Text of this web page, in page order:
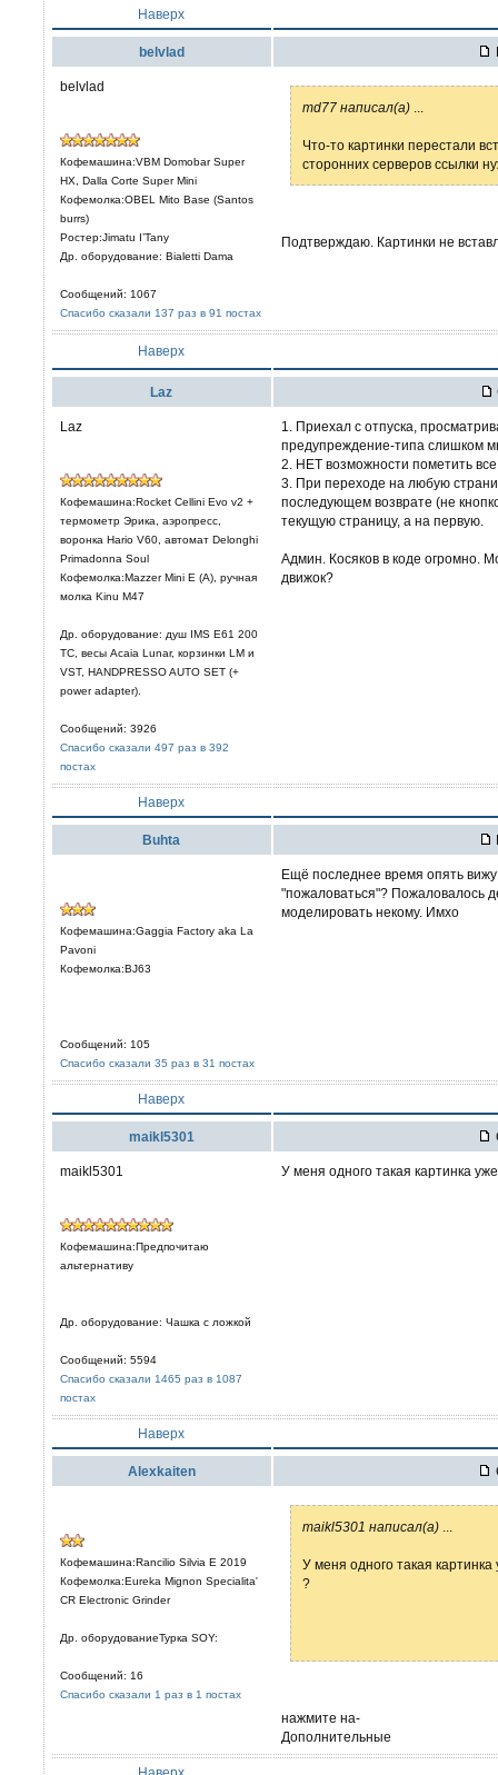
Наверх
belvlad
belvlad
Кофемашина:VBM Domobar Super
HX, Dalla Corte Super Mini
Кофемолка:OBEL Mito Base (Santos
burrs)
Ростер:Jimatu I’Tany
Др. оборудование: Bialetti Dama
Сообщений: 1067
Спасибо сказали 137 раз в 91 постах
md77 написал(а)
Что-то картинки перестали
сторонних серверов ссылки
Подтверждаю. Картинки не
Наверх
Laz
Laz
Кофемашина:Rocket Cellini Evo v2 +
термометр Эрика, аэропресс,
воронка Hario V60, автомат Delonghi
Primadonna Soul
Кофемолка:Mazzer Mini E (A), ручная
молка Kinu M47
Др. оборудование: душ IMS E61 200
TC, весы Acaia Lunar, корзинки LM и
VST, HANDPRESSO AUTO SET (+
power adapter).
Сообщений: 3926
Спасибо сказали 497 раз в 392
постах
1. Приехал с отпуска,
предупреждение-типа слишком
2. НЕТ возможности пометить
3. При переходе на любую
последующем возврате (не
текущую страницу, а на первую.
Админ. Косяков в коде огромно.
движок?
Наверх
Buhta
Кофемашина:Gaggia Factory aka La
Pavoni
Кофемолка:BJ63
Сообщений: 105
Спасибо сказали 35 раз в 31 постах
Ещё последнее время опять вижу
"пожаловаться"? Пожаловалось
моделировать некому. Имхо
Наверх
maikl5301
maikl5301
Кофемашина:Предпочитаю
альтернативу
Др. оборудование: Чашка с ложкой
Сообщений: 5594
Спасибо сказали 1465 раз в 1087
постах
У меня одного такая картинка
Наверх
Alexkaiten
Кофемашина:Rancilio Silvia E 2019
Кофемолка:Eureka Mignon Specialita'
CR Electronic Grinder
Др. оборудованиеТурка SOY:
Сообщений: 16
Спасибо сказали 1 раз в 1 постах
maikl5301 написал(а)
У меня одного такая
?
нажмите на-
Дополнительные